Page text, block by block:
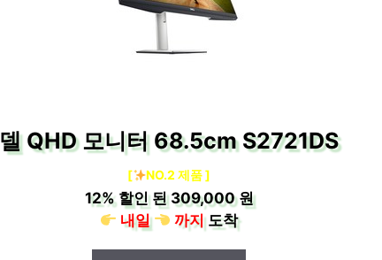
델 QHD 모니터 68.5cm S2721DS
[ NO.2 제품 ]
12%할인 된309,000 원
내일
까지도착